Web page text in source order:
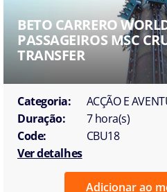
BETO CARRERO
PASSAGEIROS MSC
TRANSFER
Categoria:
ACÇÃO E
Duração:
7 hora(s)
Code:
CBU18
Ver detalhes
Adicionar ao